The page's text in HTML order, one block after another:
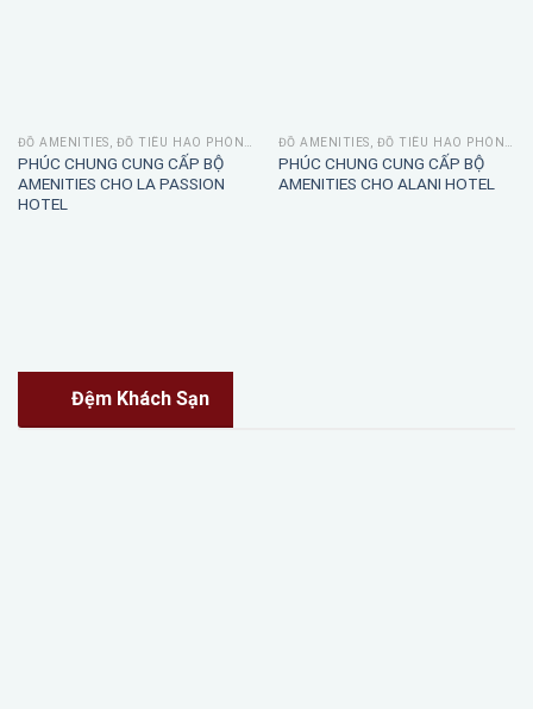
ĐỒ AMENITIES, ĐỒ TIÊU HAO PHÒNG TẮM
PHÚC CHUNG CUNG CẤP BỘ
AMENITIES CHO LA PASSION
HOTEL
ĐỒ AMENITIES, ĐỒ TIÊU HAO PHÒNG TẮM
PHÚC CHUNG CUNG CẤP BỘ
AMENITIES CHO ALANI HOTEL
Đệm Khách Sạn